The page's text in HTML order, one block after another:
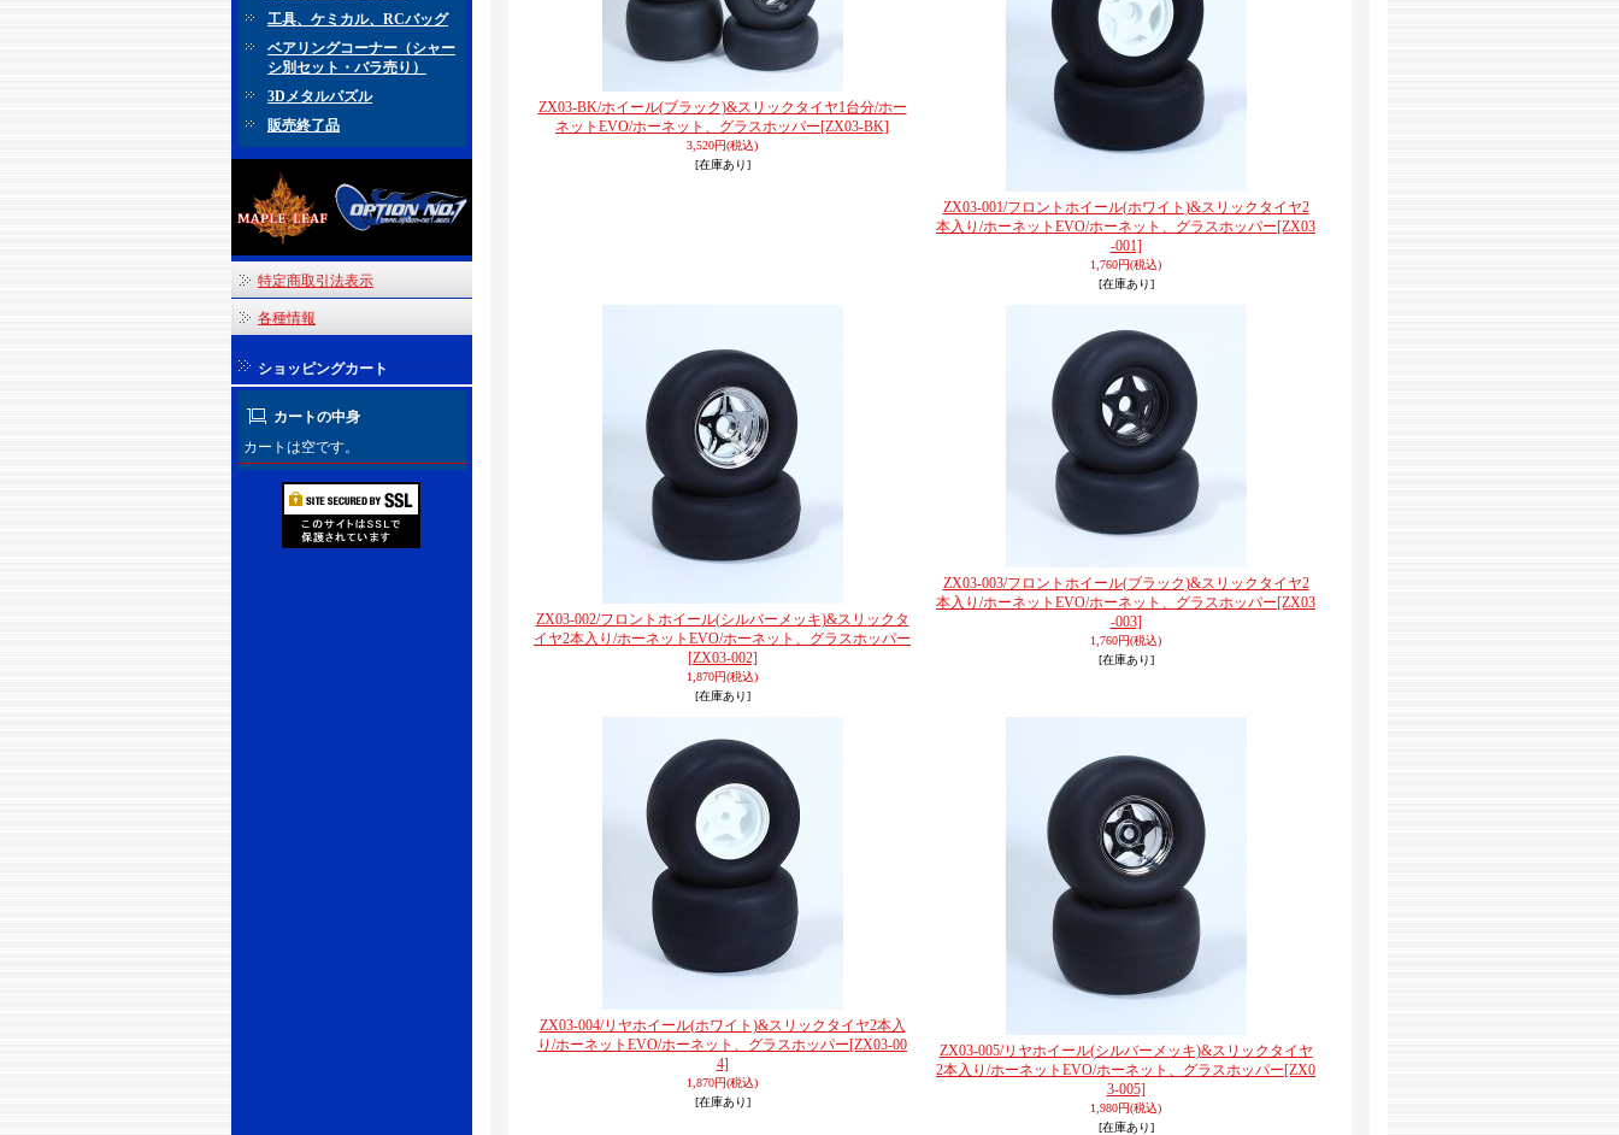
工具、ケミカル、RCバッグ
ベアリングコーナー（シャー
シ別セット・バラ売り）
3Dメタルパズル
販売終了品
特定商取引法表示
各種情報
ショッピングカート
カートの中身
カートは空です。
ZX03-BK/ホイール(ブラック)&スリックタイヤ1台分/ホー
ネットEVO/ホーネット、グラスホッパー[ZX03-BK]
3,520円(税込)
[在庫あり]
ZX03-001/フロントホイール(ホワイト)&スリックタイヤ2
本入り/ホーネットEVO/ホーネット、グラスホッパー[ZX03
-001]
1,760円(税込)
[在庫あり]
ZX03-002/フロントホイール(シルバーメッキ)&スリックタ
イヤ2本入り/ホーネットEVO/ホーネット、グラスホッパー
[ZX03-002]
1,870円(税込)
[在庫あり]
ZX03-003/フロントホイール(ブラック)&スリックタイヤ2
本入り/ホーネットEVO/ホーネット、グラスホッパー[ZX03
-003]
1,760円(税込)
[在庫あり]
ZX03-004/リヤホイール(ホワイト)&スリックタイヤ2本入
り/ホーネットEVO/ホーネット、グラスホッパー[ZX03-00
4]
1,870円(税込)
[在庫あり]
ZX03-005/リヤホイール(シルバーメッキ)&スリックタイヤ
2本入り/ホーネットEVO/ホーネット、グラスホッパー[ZX0
3-005]
1,980円(税込)
[在庫あり]